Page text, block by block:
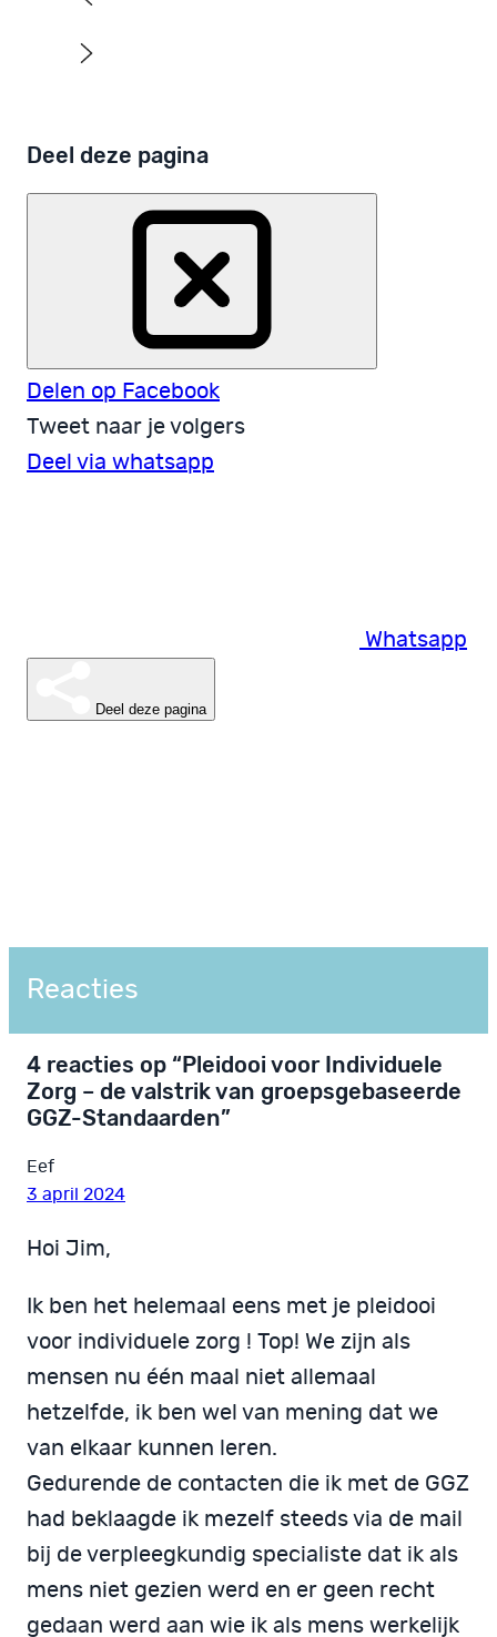
Deel deze pagina
Delen op Facebook
Tweet naar je volgers
Deel via whatsapp
Whatsapp
Deel deze pagina
Reacties
4 reacties op “Pleidooi voor Individuele
Zorg – de valstrik van groepsgebaseerde
GGZ-Standaarden”
Eef
3 april 2024
Hoi Jim,
Ik ben het helemaal eens met je pleidooi
voor individuele zorg ! Top! We zijn als
mensen nu één maal niet allemaal
hetzelfde, ik ben wel van mening dat we
van elkaar kunnen leren.
Gedurende de contacten die ik met de GGZ
had beklaagde ik mezelf steeds via de mail
bij de verpleegkundig specialiste dat ik als
mens niet gezien werd en er geen recht
gedaan werd aan wie ik als mens werkelijk